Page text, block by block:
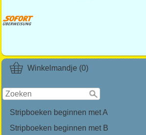
Winkelmandje (0)
Stripboeken beginnen met A
Stripboeken beginnen met B